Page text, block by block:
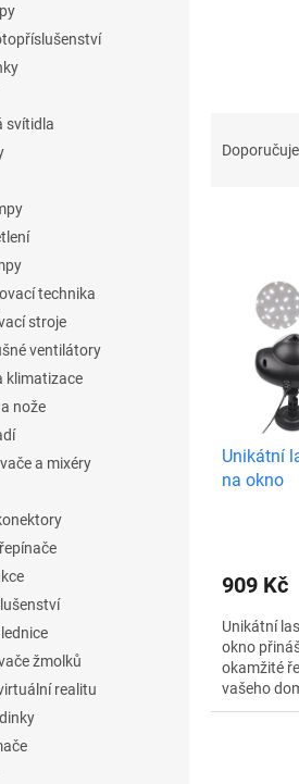
svítidla
technika
stroje
ventilátory
klimatizace
nože
a mixéry
žmolků
realitu
Unikátní
na okno
909 Kč
Unikátní
okno
okamžité
vašeho
zapnout a